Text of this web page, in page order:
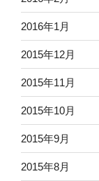
2016年1月
2015年12月
2015年11月
2015年10月
2015年9月
2015年8月